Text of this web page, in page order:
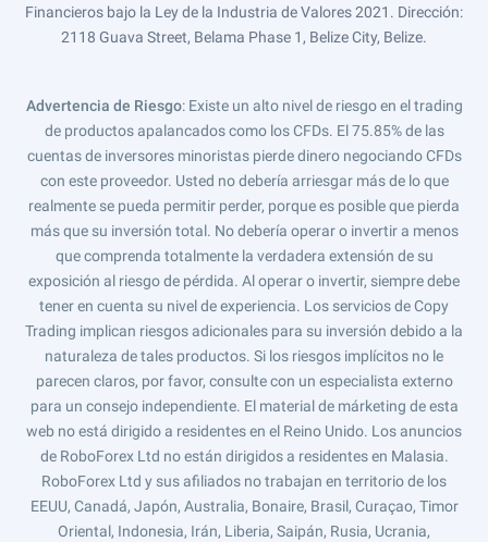
Financieros bajo la Ley de la Industria de Valores 2021. Dirección:
2118 Guava Street, Belama Phase 1, Belize City, Belize.
Advertencia de Riesgo: Existe un alto nivel de riesgo en el trading
de productos apalancados como los CFDs. El 75.85% de las
cuentas de inversores minoristas pierde dinero negociando CFDs
con este proveedor. Usted no debería arriesgar más de lo que
realmente se pueda permitir perder, porque es posible que pierda
más que su inversión total. No debería operar o invertir a menos
que comprenda totalmente la verdadera extensión de su
exposición al riesgo de pérdida. Al operar o invertir, siempre debe
tener en cuenta su nivel de experiencia. Los servicios de Copy
Trading implican riesgos adicionales para su inversión debido a la
naturaleza de tales productos. Si los riesgos implícitos no le
parecen claros, por favor, consulte con un especialista externo
para un consejo independiente. El material de márketing de esta
web no está dirigido a residentes en el Reino Unido. Los anuncios
de RoboForex Ltd no están dirigidos a residentes en Malasia.
RoboForex Ltd y sus afiliados no trabajan en territorio de los
EEUU, Canadá, Japón, Australia, Bonaire, Brasil, Curaçao, Timor
Oriental, Indonesia, Irán, Liberia, Saipán, Rusia, Ucrania,